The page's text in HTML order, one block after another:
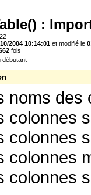
:
2004 10:14:01 et modifié le
fois
débutant
noms des
colonnes
colonnes
colonnes
colonnes